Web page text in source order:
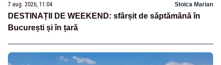
7 aug. 2026, 11:04 Stoica Marian
DESTINAȚII DE WEEKEND: sfârșit de săptămână în
București și în țară